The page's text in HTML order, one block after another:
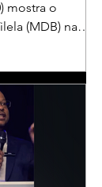
mostra o
(MDB) na
em uma
turno.
para o primeiro
com 37%
seguido pelo
Perillo (PSDB),